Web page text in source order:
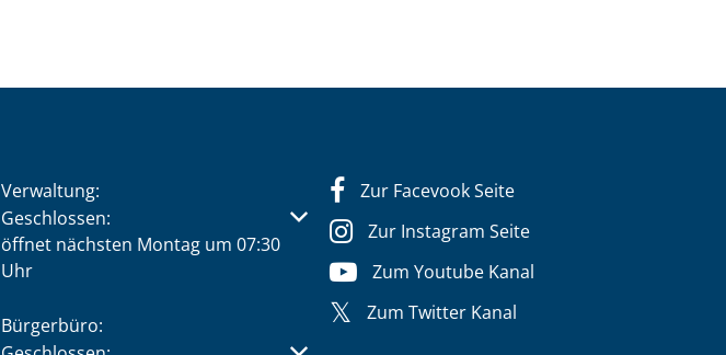
Verwaltung:
Klicken, um weitere Öffnungs- oder Schließzeiten auszublenden
Geschlossen:
öffnet nächsten Montag um 07:30
Uhr
Bürgerbüro:
Zur Facevook Seite
Zur Instagram Seite
Zum Youtube Kanal
Zum Twitter Kanal